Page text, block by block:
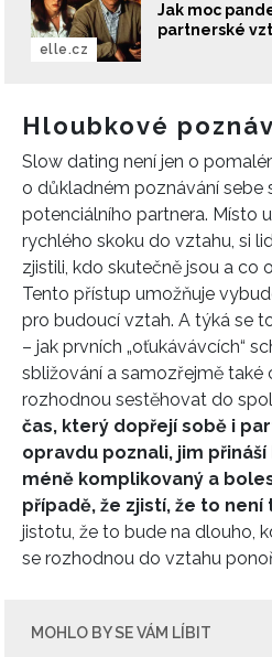
Jak moc
partnerské
elle.cz
Hloubkové
Slow dating není jen o
o důkladném poznávání sebe
potenciálního partnera. Místo
rychlého skoku do vztahu, si
zjistili, kdo skutečně jsou a co
Tento přístup umožňuje
pro budoucí vztah. A týká se
– jak prvních „oťukávávcích“
sbližování a samozřejmě také
rozhodnou sestěhovat do
čas, který dopřejí sobě i
opravdu poznali, jim
méně komplikovaný a
případě, že zjistí, že to
jistotu, že to bude na dlouho,
se rozhodnou do vztahu
MOHLO BY SE VÁM LÍBIT